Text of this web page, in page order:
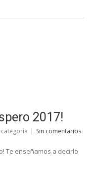
2017!
categoría | Sin comentarios
Te enseñamos a decirlo